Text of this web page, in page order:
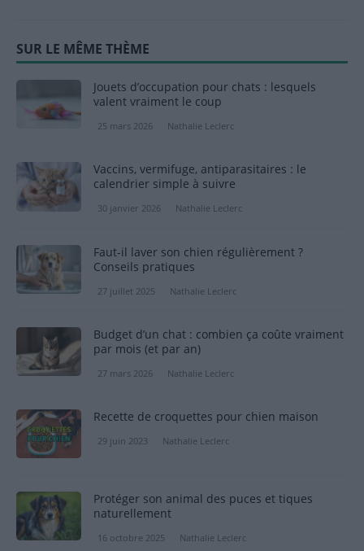
SUR LE MÊME THÈME
Jouets d’occupation pour chats : lesquels
valent vraiment le coup
25 mars 2026 Nathalie Leclerc
Vaccins, vermifuge, antiparasitaires : le
calendrier simple à suivre
30 janvier 2026 Nathalie Leclerc
Faut-il laver son chien régulièrement ?
Conseils pratiques
27 juillet 2025 Nathalie Leclerc
Budget d’un chat : combien ça coûte vraiment
par mois (et par an)
27 mars 2026 Nathalie Leclerc
Recette de croquettes pour chien maison
29 juin 2023 Nathalie Leclerc
Protéger son animal des puces et tiques
naturellement
16 octobre 2025 Nathalie Leclerc